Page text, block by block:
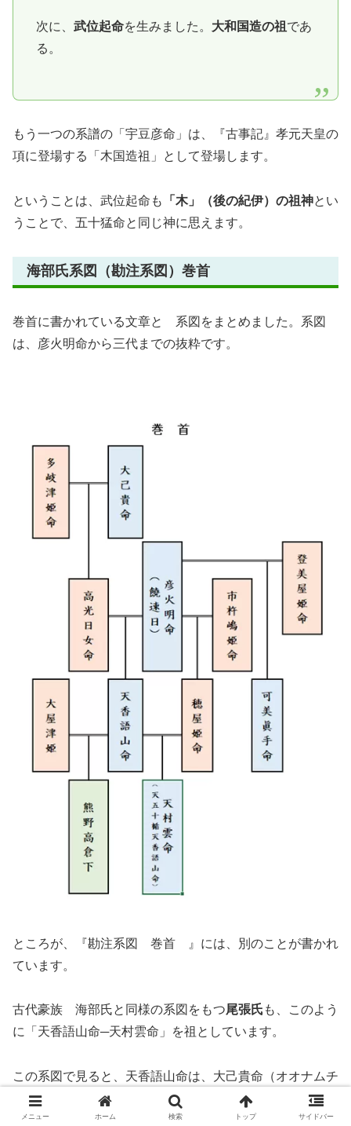
次に、 武位起命を生みました。 大和国造の祖 であ
る。
もう一つの系譜の「宇豆彦命」は、『古事記』孝元天皇の
項に登場する「木国造祖」として登場します。
ということは、武位起命も 「木」（後の紀伊）の祖神とい
うことで、五十猛命と同じ神に思えます。
海部氏系図（勘注系図）巻首
巻首に書かれている文章と 系図をまとめました。系図
は、彦火明命から三代までの抜粋です。
ところが、『勘注系図 巻首 』には、別のことが書かれ
ています。
古代豪族 海部氏と同様の系図をもつ尾張氏 も、このよう
に「天香語山命─天村雲命」を祖としています。
この系図で見ると、天香語山命は、大己貴命（オオナムチ
ノミコト）と宗像族との結婚で生まれた高光日女命（たか
てるひめのみこと）が産んだ神で、出雲族と海部氏・尾張
メニュー ホーム 検索 トップ サイドバー